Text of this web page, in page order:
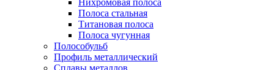
Нихромовая полоса
Полоса стальная
Титановая полоса
Полоса чугунная
Полособульб
Профиль металлический
Сплавы металлов